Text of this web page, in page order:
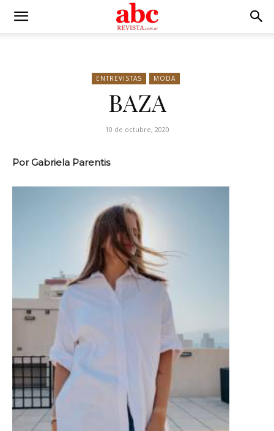
ENTREVISTAS MODA
BAZA
10 de octubre, 2020
Por Gabriela Parentis